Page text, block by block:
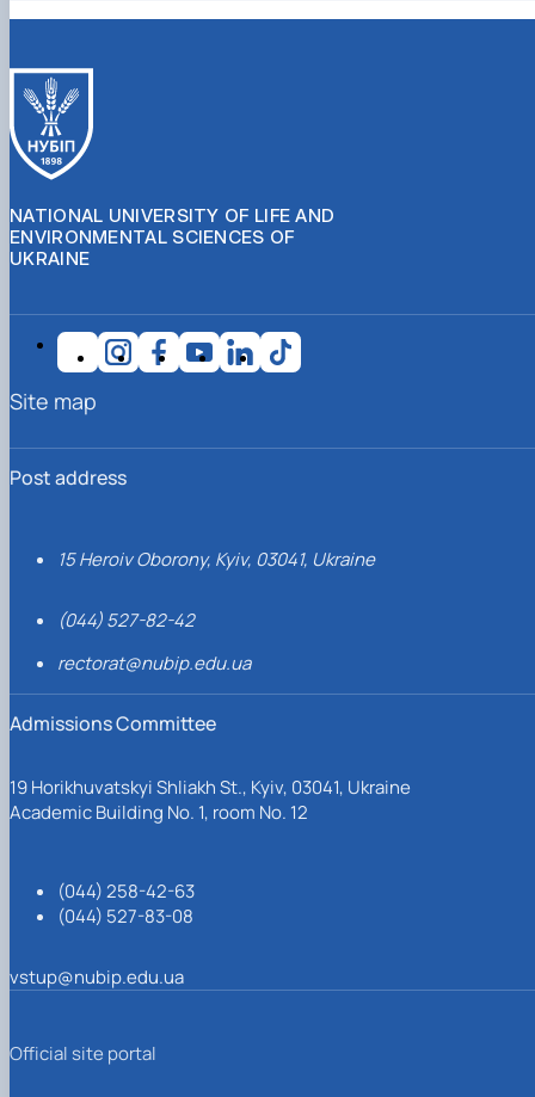
NATIONAL UNIVERSITY OF LIFE AND
ENVIRONMENTAL SCIENCES OF
UKRAINE
Post address
15 Heroiv Oborony, Kyiv, 03041, Ukraine
(044) 527-82-42
rectorat@nubip.edu.ua
Admissions Committee
19 Horikhuvatskyi Shliakh St., Kyiv, 03041, Ukraine
Academic Building No. 1, room No. 12
(044) 258-42-63
(044) 527-83-08
vstup@nubip.edu.ua
Site map
Official site portal